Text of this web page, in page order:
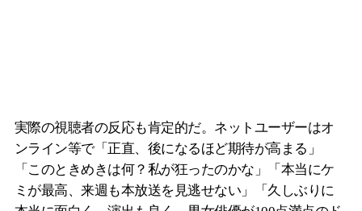
実際の視聴者の反応も肯定的だ。ネットユーザーはオ
ンライン等で「正直、後になるほど期待が高まる」
「このときめきは何？私が狂ったのかな」「本当にケ
ミが最高、来週も本放送を見逃せない」「久しぶりに